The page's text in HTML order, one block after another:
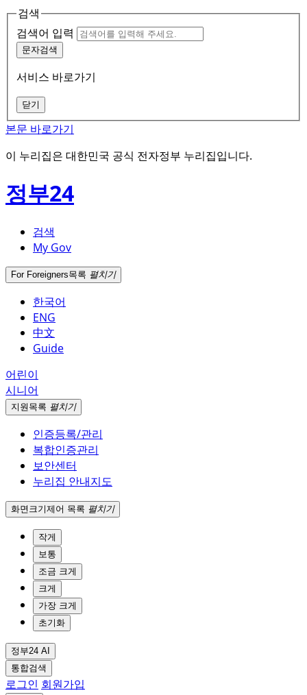
검색
검색어 입력
문자검색
서비스 바로가기
닫기
본문 바로가기
이 누리집은 대한민국 공식 전자정부 누리집입니다.
정부24
검색
My Gov
For Foreigners목록 펼치기
한국어
ENG
中文
Guide
어린이
시니어
지원 목록 펼치기
인증등록/관리
복합인증관리
보안센터
누리집 안내지도
화면크기제어 목록 펼치기
작게
보통
조금 크게
크게
가장 크게
초기화
정부24 AI
통합검색
로그인 회원가입